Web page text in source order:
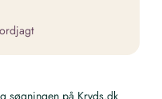
søgningen på Kryds.dk